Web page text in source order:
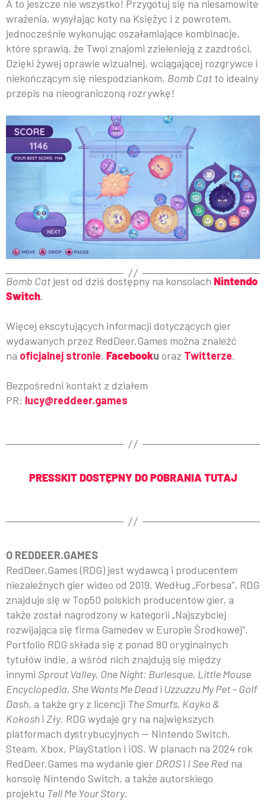
A to jeszcze nie wszystko! Przygotuj się na niesamowite
wrażenia, wysyłając koty na Księżyc i z powrotem,
jednocześnie wykonując oszałamiające kombinacje,
które sprawią, że Twoi znajomi zzielenieją z zazdrości.
Dzięki żywej oprawie wizualnej, wciągającej rozgrywce i
niekończącym się niespodziankom, Bomb Cat to idealny
przepis na nieograniczoną rozrywkę!
Bomb Cat jest od dziś dostępny na konsolach Nintendo
Switch.
Więcej ekscytujących informacji dotyczących gier
wydawanych przez RedDeer.Games można znaleźć
na oficjalnej stronie, Facebooku oraz Twitterze.
Bezpośredni kontakt z działem
PR: lucy@reddeer.games
PRESSKIT DOSTĘPNY DO POBRANIA TUTAJ
O REDDEER.GAMES
RedDeer.Games (RDG) jest wydawcą i producentem
niezależnych gier wideo od 2019. Według „Forbesa”, RDG
znajduje się w Top50 polskich producentów gier, a
także został nagrodzony w kategorii „Najszybciej
rozwijająca się firma Gamedev w Europie Środkowej”.
Portfolio RDG składa się z ponad 80 oryginalnych
tytułów indie, a wśród nich znajdują się między
innymi Sprout Valley, One Night: Burlesque, Little Mouse
Encyclopedia, She Wants Me Deadi Uzzuzzu My Pet – Golf
Dash, a także gry z licencji The Smurfs, Kayko &
Kokoshi Zły. RDG wydaje gry na największych
platformach dystrybucyjnych — Nintendo Switch,
Steam, Xbox, PlayStation i iOS. W planach na 2024 rok
RedDeer.Games ma wydanie gier DROSi I See Red na
konsolę Nintendo Switch, a także autorskiego
projektu Tell Me Your Story.